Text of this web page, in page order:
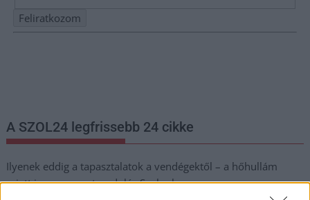
A SZOL24 legfrissebb 24 cikke
Ilyenek eddig a tapasztalatok a vendégektől – a hőhullám
miatt ingyenes a strandolás Szolnokon